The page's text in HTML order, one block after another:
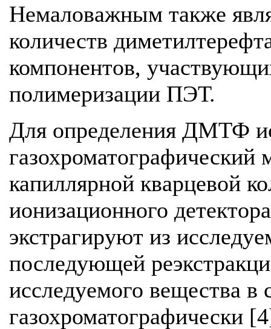
Немаловажным также
количеств
компонентов,
полимеризации ПЭТ.
Для определения ДМТФ
газохроматографический
капиллярной кварцевой
ионизационного
экстрагируют из
последующей
исследуемого вещества в
газохроматографически